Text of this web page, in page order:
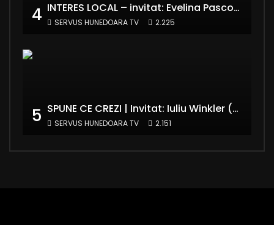
4 INTERES LOCAL – invitat: Evelina Pasconi – Vicepreședinte Asociația Casa Divină
SERVUS HUNEDOARA TV 2.225
5 SPUNE CE CREZI | Invitat: Iuliu Winkler (europarlamentar UDMR – Grupul PPE)
SERVUS HUNEDOARA TV 2.151